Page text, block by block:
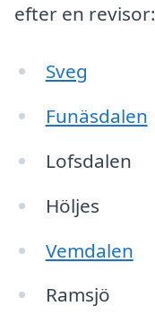
efter en revisor:
Sveg
Funäsdalen
Lofsdalen
Höljes
Vemdalen
Ramsjö